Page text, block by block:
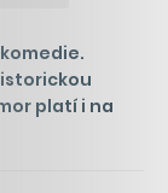
platí i na